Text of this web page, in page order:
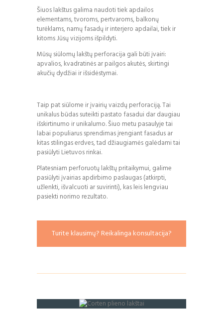
Šiuos lakštus galima naudoti tiek apdailos
elementams, tvoroms, pertvaroms, balkonų
turėklams, namų fasadų ir interjero apdailai, tiek ir
kitoms Jūsų vizijoms išpildyti.
Mūsų siūlomų lakštų perforacija gali būti įvairi:
apvalios, kvadratinės ar pailgos akutės, skirtingi
akučių dydžiai ir išsidėstymai.
Taip pat siūlome irįvairių vaizdų perforaciją.Tai
unikalus būdas suteikti pastato fasadui dar daugiau
išskirtinumo ir unikalumo. Šiuo metu pasaulyje tai
labai populiarus sprendimas įrengiant fasadus ar
kitas stilingas erdves, tad džiaugiamės galėdami tai
pasiūlyti Lietuvos rinkai.
Platesniam perforuotų lakštų pritaikymui, galime
pasiūlyti įvairias apdirbimo paslaugas (atkirpti,
užlenkti, išvalcuoti ar suvirinti), kas leis lengviau
pasiekti norimo rezultato.
Turite klausimų? Reikalinga konsultacija?